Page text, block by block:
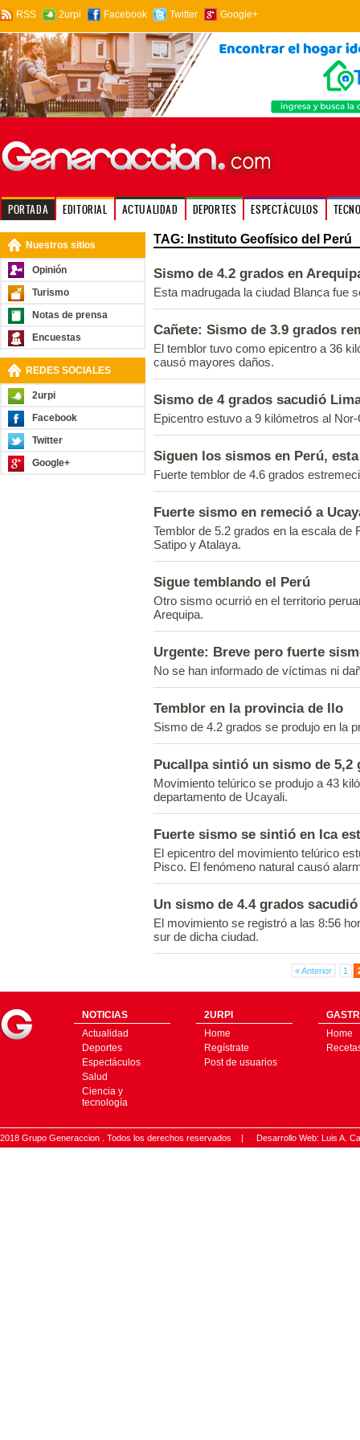
RSS 2urpi Facebook Twitter Google+
PORTADA EDITORIAL ACTUALIDAD DEPORTES ESPECTÁCULOS
Nuestros sitios
Opinión
Turismo
Notas de prensa
Encuestas
REDES SOCIALES
2urpi
Facebook
Twitter
Google+
TAG: Instituto Geofísico del Perú
Sismo de 4.2 grados en
Esta madrugada la ciudad Blanca fue
Cañete: Sismo de 3.9 grados
El temblor tuvo como epicentro a 36
causó mayores daños.
Sismo de 4 grados sacudió
Epicentro estuvo a 9 kilómetros al
Siguen los sismos en Perú,
Fuerte temblor de 4.6 grados
Fuerte sismo en remeció a
Temblor de 5.2 grados en la escala
Satipo y Atalaya.
Sigue temblando el Perú
Otro sismo ocurrió en el territorio
Arequipa.
Urgente: Breve pero fuerte
No se han informado de víctimas ni
Temblor en la provincia de Ilo
Sismo de 4.2 grados se produjo en la
Pucallpa sintió un sismo de 5,2
Movimiento telúrico se produjo a 43
departamento de Ucayali.
Fuerte sismo se sintió en Ica
El epicentro del movimiento telúrico
Pisco. El fenómeno natural causó
Un sismo de 4.4 grados
El movimiento se registró a las 8:56
sur de dicha ciudad.
« Anterior 1
NOTICIAS
Actualidad
Deportes
Espectáculos
Salud
Ciencia y
tecnología
2URPI
Home
Regístrate
Post de usuarios
Home
2018 Grupo Generaccion . Todos los derechos reservados | Desarrollo Web: Luis